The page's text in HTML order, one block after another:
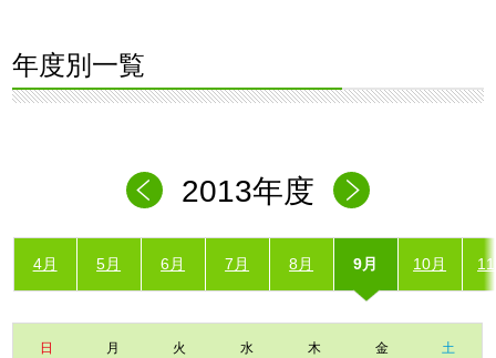
年度別一覧
2013年度
4月 5月 6月 7月 8月 9月 10月
日 月 火 水 木 金 土